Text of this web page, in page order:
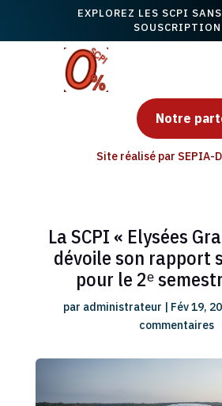
EXPLOREZ LES SCPI
SOUSCRIPTION
Notre
Site réalisé par SEPIA-
La SCPI « Elysées
dévoile son rapport
pour le 2ᵉ
par administrateur | Fév 19,
commentaires